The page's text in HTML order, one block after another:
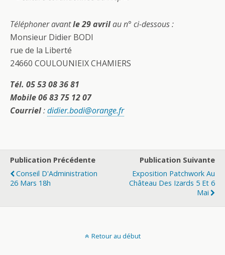
Téléphoner avantle 29 avrilau n° ci-dessous :
Monsieur Didier BODI
rue de la Liberté
24660 COULOUNIEIX CHAMIERS
Tél. 05 53 08 36 81
Mobile 06 83 75 12 07
Courriel:didier.bodi@orange.fr
Publication Précédente
Conseil D'Administration
26 Mars 18h
Publication Suivante
Exposition Patchwork Au
Château Des Izards 5 Et 6
Mai
Retour au début